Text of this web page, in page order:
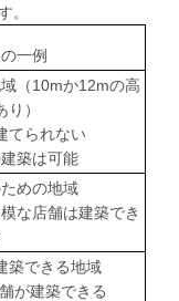
。
一例
（10mか12mの高
り）
てられない
築は可能
めの地域
な店舗は建築でき
築できる地域
が建築できる